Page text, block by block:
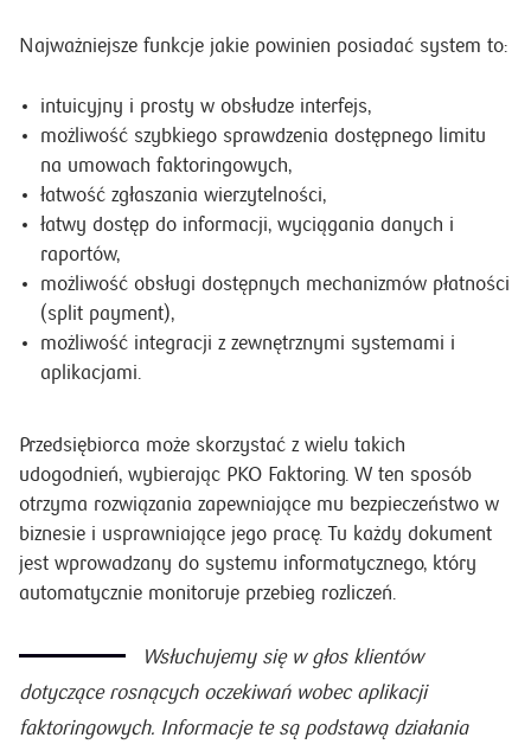
Najważniejsze funkcje jakie powinien posiadać system to:
intuicyjny i prosty w obsłudze interfejs,
możliwość szybkiego sprawdzenia dostępnego limitu
na umowach faktoringowych,
łatwość zgłaszania wierzytelności,
łatwy dostęp do informacji, wyciągania danych i
raportów,
możliwość obsługi dostępnych mechanizmów płatności
(split payment),
możliwość integracji z zewnętrznymi systemami i
aplikacjami.
Przedsiębiorca może skorzystać z wielu takich
udogodnień, wybierając PKO Faktoring. W ten sposób
otrzyma rozwiązania zapewniające mu bezpieczeństwo w
biznesie i usprawniające jego pracę. Tu każdy dokument
jest wprowadzany do systemu informatycznego, który
automatycznie monitoruje przebieg rozliczeń.
Wsłuchujemy się w głos klientów
dotyczące rosnących oczekiwań wobec aplikacji
faktoringowych. Informacje te są podstawą działania